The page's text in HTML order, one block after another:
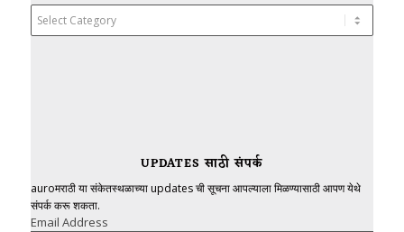
UPDATES साठी संपर्क
auroमराठी या संकेतस्थळाच्या updates ची सूचना आपल्याला मिळण्यासाठी आपण येथे
संपर्क करू शकता.
Email Address